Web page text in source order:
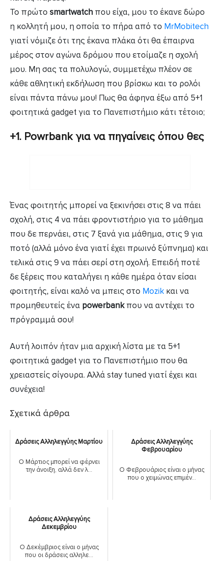
Το πρώτο smartwatch που είχα, μου το έκανε δώρο
η κολλητή μου, η οποία το πήρα από το MrMobitech
γιατί νόμιζε ότι της έκανα πλάκα ότι θα έπαιρνα
μέρος στον αγώνα δρόμου που ετοίμαζε η σχολή
μου. Μη σας τα πολυλογώ, συμμετέχω πλέον σε
κάθε αθλητική εκδήλωση που βρίσκω και το ρολόι
είναι πάντα πάνω μου! Πως θα άφηνα έξω από 5+1
φοιτητικά gadget για το Πανεπιστήμιο κάτι τέτοιο;
+1. Powrbank για να πηγαίνεις όπου θες
Ένας φοιτητής μπορεί να ξεκινήσει στις 8 να πάει
σχολή, στις 4 να πάει φροντιστήριο για το μάθημα
που δε περνάει, στις 7 ξανά για μάθημα, στις 9 για
ποτό (αλλά μόνο ένα γιατί έχει πρωινό ξύπνημα) και
τελικά στις 9 να πάει σερί στη σχολή. Επειδή ποτέ
δε ξέρεις που καταλήγει η κάθε ημέρα όταν είσαι
φοιτητής, είναι καλό να μπεις στο Mozik και να
προμηθευτείς ένα powerbankπου να αντέχει το
πρόγραμμά σου!
Αυτή λοιπόν ήταν μια αρχική λίστα με τα 5+1
φοιτητικά gadget για το Πανεπιστήμιο που θα
χρειαστείς σίγουρα. Αλλά stay tuned γιατί έχει και
συνέχεια!
Σχετικά άρθρα
Δράσεις Αλληλεγγύης Μαρτίου
Ο Μάρτιος μπορεί να φέρνει
την άνοιξη, αλλά δεν λ...
Δράσεις Αλληλεγγύης
Φεβρουαρίου
Ο Φεβρουάριος είναι ο μήνας
που ο χειμώνας επιμέν...
Δράσεις Αλληλεγγύης
Δεκεμβρίου
Ο Δεκέμβριος είναι ο μήνας
που οι δράσεις αλληλε...